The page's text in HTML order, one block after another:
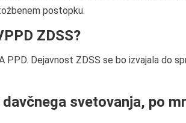
postopku.
ZDSS?
PPD. Dejavnost ZDSS se bo izvajala do
svetovanja, po